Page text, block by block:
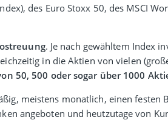
des Euro Stoxx 50, des MSCI
. Je nach gewähltem Index
in die Aktien von vielen
50, 500 oder sogar über 1000
meistens monat­lich, einen festen
ange­boten und heut­zutage von